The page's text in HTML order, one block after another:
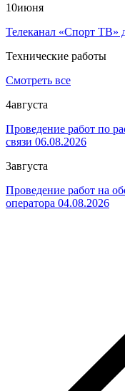
10июня
Телеканал «Спорт ТВ»
Технические работы
Смотреть все
4августа
Проведение работ по
связи 06.08.2026
3августа
Проведение работ на
оператора 04.08.2026